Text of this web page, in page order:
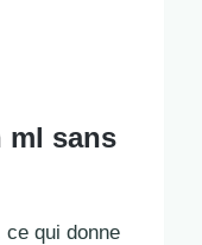
ml sans
ce qui donne